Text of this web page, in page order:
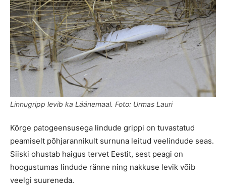
Linnugripp levib ka Läänemaal. Foto: Urmas Lauri
Kõrge patogeensusega lindude grippi on tuvastatud
peamiselt põhjarannikult surnuna leitud veelindude seas.
Siiski ohustab haigus tervet Eestit, sest peagi on
hoogustumas lindude ränne ning nakkuse levik võib
veelgi suureneda.